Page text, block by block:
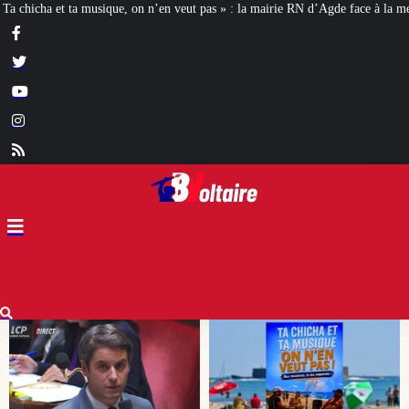
pas » : la mairie RN d’Agde face à la meute « antiraciste » La hausse de